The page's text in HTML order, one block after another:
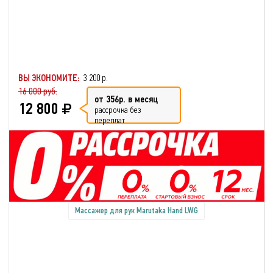
ВЫ ЭКОНОМИТЕ: 3 200 р.
16 000 руб.
12 800 от 356р. в месяц
рассрочка без
переплат
Массажер для рук Marutaka Hand LWG